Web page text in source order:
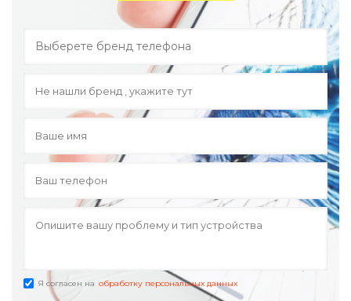
Я согласен на обработку персональных данных